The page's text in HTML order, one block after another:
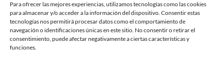
Para ofrecer las mejores experiencias, utilizamos tecnologías como las cookies
para almacenar y/o acceder a la información del dispositivo. Consentir estas
tecnologías nos permitirá procesar datos como el comportamiento de
navegación o identificaciones únicas en este sitio. No consentir o retirar el
consentimiento, puede afectar negativamente a ciertas características y
funciones.
Popular Free Games
LATEST UPDATES